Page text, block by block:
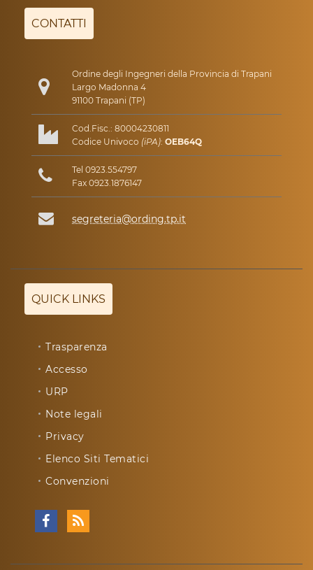
CONTATTI
Ordine degli Ingegneri della Provincia di Trapani
Largo Madonna 4
91100 Trapani (TP)
Cod.Fisc.: 80004230811
Codice Univoco (iPA): OEB64Q
Tel 0923.554797
Fax 0923.1876147
segreteria@ording.tp.it
QUICK LINKS
Trasparenza
Accesso
URP
Note legali
Privacy
Elenco Siti Tematici
Convenzioni